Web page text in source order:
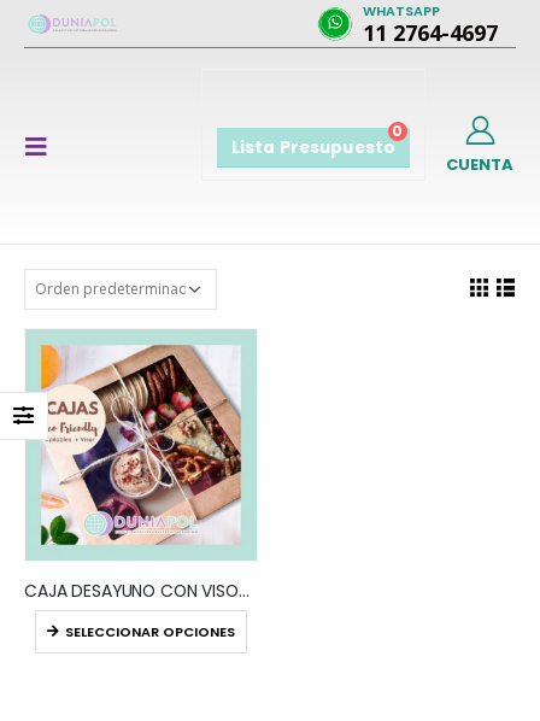
WHATSAPP
11 2764-4697
0
Lista Presupuesto
CUENTA
CAJA DESAYUNO CON VISOR (x10) BLANCO – KRAFT – NEGRO
SELECCIONAR OPCIONES